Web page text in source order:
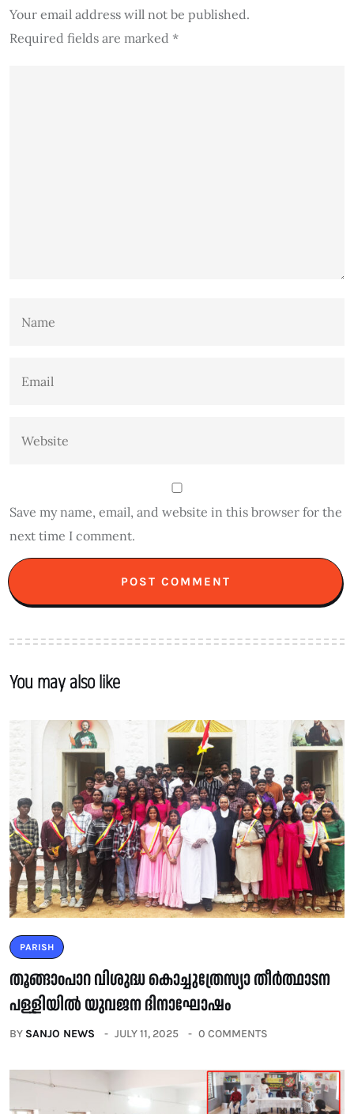
Your email address will not be published.
Required fields are marked *
Save my name, email, and website in this browser for the
next time I comment.
You may also like
PARISH
തൂങ്ങാoപാറ വിശുദ്ധ കൊച്ചുത്രേസ്യാ തീർത്ഥാടന
പള്ളിയിൽ യുവജന ദിനാഘോഷം
BY SANJO NEWS JULY 11, 2025 0 COMMENTS